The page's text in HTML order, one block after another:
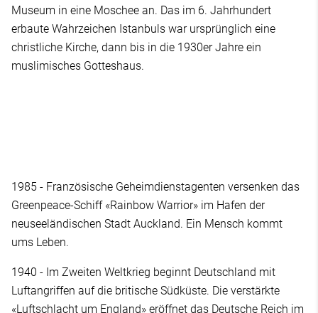
Museum in eine Moschee an. Das im 6. Jahrhundert
erbaute Wahrzeichen Istanbuls war ursprünglich eine
christliche Kirche, dann bis in die 1930er Jahre ein
muslimisches Gotteshaus.
1985 - Französische Geheimdienstagenten versenken das
Greenpeace-Schiff «Rainbow Warrior» im Hafen der
neuseeländischen Stadt Auckland. Ein Mensch kommt
ums Leben.
1940 - Im Zweiten Weltkrieg beginnt Deutschland mit
Luftangriffen auf die britische Südküste. Die verstärkte
«Luftschlacht um England» eröffnet das Deutsche Reich im